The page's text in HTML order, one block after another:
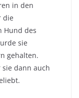
in den
die
Hund des
sie
gehalten.
dann auch